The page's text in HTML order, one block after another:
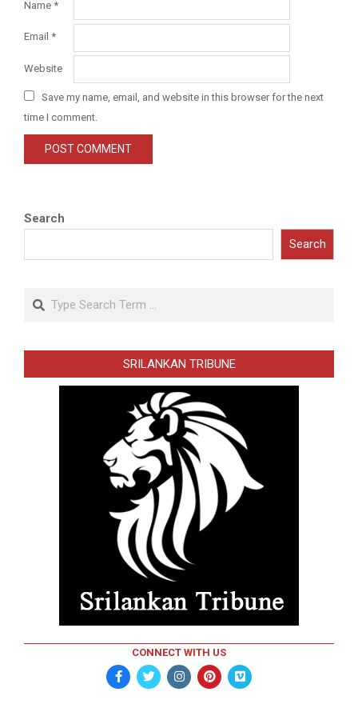
Name *
Email *
Website
Save my name, email, and website in this browser for the next
time I comment.
Search
Search
Search
SRILANKAN TRIBUNE
CONNECT WITH US